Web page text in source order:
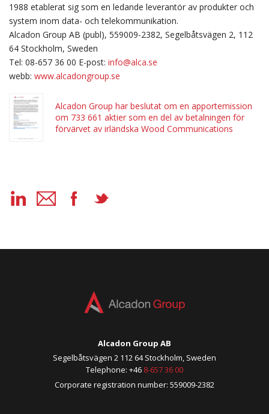
1988 etablerat sig som en ledande leverantör av produkter och
system inom data- och telekommunikation.
Alcadon Group AB (publ), 559009-2382, Segelbåtsvägen 2, 112
64 Stockholm, Sweden
Tel: 08-657 36 00 E-post: info@alca.se
webb: www.alcadongroup.se
Alcadon Group har beslutat om en apportemission
om 733 661 aktier som en del av betalningen för
förvärvet av irländska Wood Communications
Alcadon Group AB
Segelbåtsvägen 2 112 64 Stockholm, Sweden
Telephone: +46 8-657 36 00
Corporate registration number: 559009-2382